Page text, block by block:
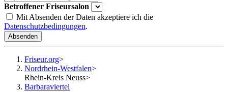
Betroffener Friseursalon
Mit Absenden der Daten akzeptiere ich die
Datenschutzbedingungen.
Absenden
Friseur.org>
Nordrhein-Westfalen>
Rhein-Kreis Neuss>
Barbaraviertel